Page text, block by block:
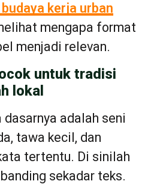
kerja urban
mengapa format
menjadi relevan.
untuk tradisi
lokal
dasarnya adalah seni
tawa kecil, dan
tertentu. Di sinilah
sekadar teks.